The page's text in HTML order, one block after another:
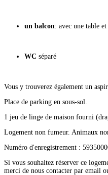
un balcon: avec une table et
WC séparé
Vous y trouverez également un
Place de parking en sous-sol.
1 jeu de linge de maison fourni
Logement non fumeur. Animaux
Numéro d'enregistrement :
Si vous souhaitez réserver ce
merci de nous contacter par email